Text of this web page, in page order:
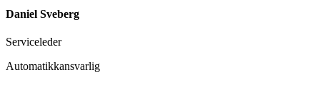
Daniel Sveberg
Serviceleder
Automatikkansvarlig